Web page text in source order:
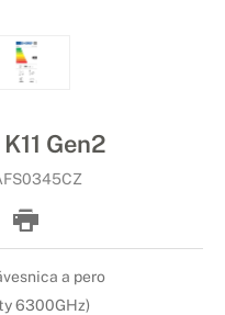
Gen2
a pero
6300GHz)